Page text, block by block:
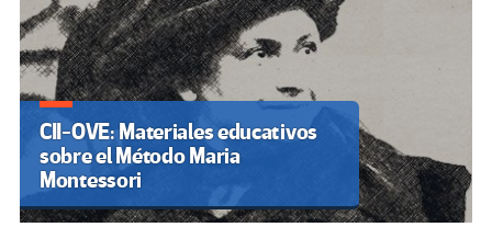
CII-OVE: Materiales educativos
sobre el Método Maria
Montessori